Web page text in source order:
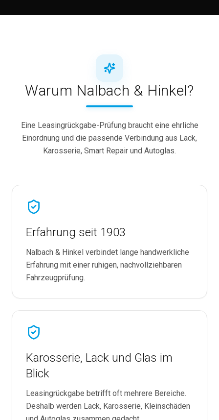
Warum Nalbach & Hinkel?
Eine Leasingrückgabe-Prüfung braucht eine ehrliche
Einordnung und die passende Verbindung aus Lack,
Karosserie, Smart Repair und Autoglas.
Erfahrung seit 1903
Nalbach & Hinkel verbindet lange handwerkliche
Erfahrung mit einer ruhigen, nachvollziehbaren
Fahrzeugprüfung.
Karosserie, Lack und Glas im
Blick
Leasingrückgabe betrifft oft mehrere Bereiche.
Deshalb werden Lack, Karosserie, Kleinschäden